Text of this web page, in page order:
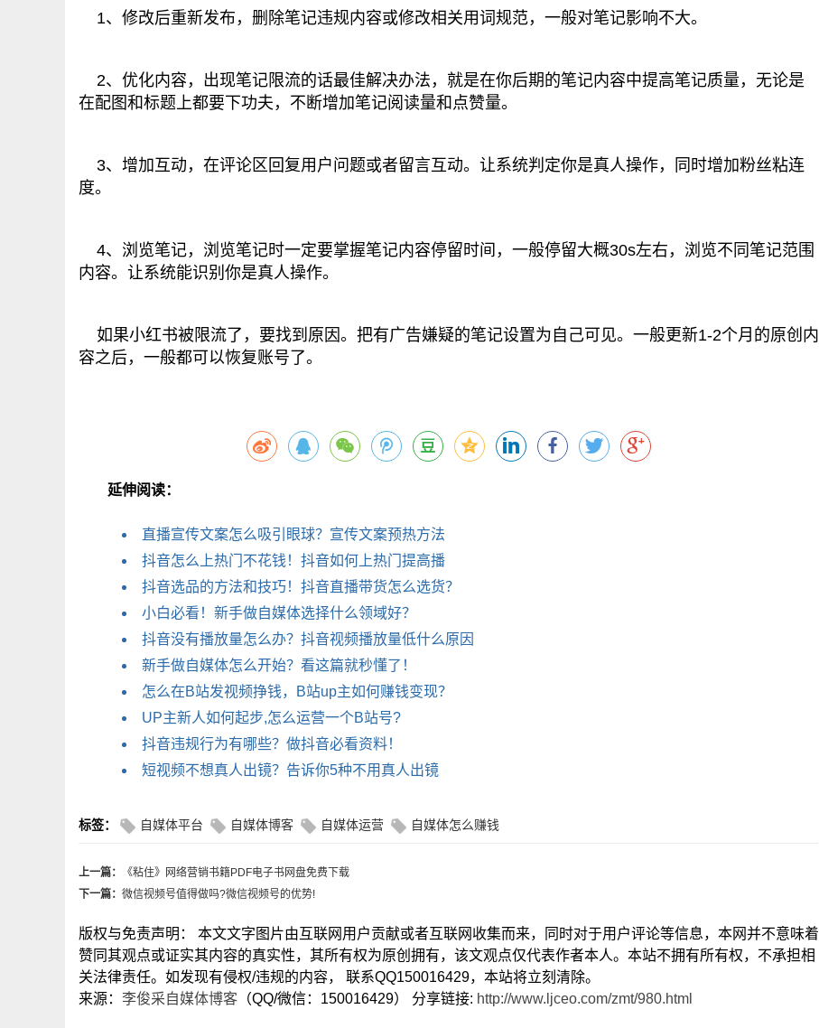
1、修改后重新发布，删除笔记违规内容或修改相关用词规范，一般对笔记影响不大。
2、优化内容，出现笔记限流的话最佳解决办法，就是在你后期的笔记内容中提高笔记质量，无论是
在配图和标题上都要下功夫，不断增加笔记阅读量和点赞量。
3、增加互动，在评论区回复用户问题或者留言互动。让系统判定你是真人操作，同时增加粉丝粘连
度。
4、浏览笔记，浏览笔记时一定要掌握笔记内容停留时间，一般停留大概30s左右，浏览不同笔记范围
内容。让系统能识别你是真人操作。
如果小红书被限流了，要找到原因。把有广告嫌疑的笔记设置为自己可见。一般更新1-2个月的原创内
容之后，一般都可以恢复账号了。
延伸阅读：
直播宣传文案怎么吸引眼球？宣传文案预热方法
抖音怎么上热门不花钱！抖音如何上热门提高播
抖音选品的方法和技巧！抖音直播带货怎么选货？
小白必看！新手做自媒体选择什么领域好？
抖音没有播放量怎么办？抖音视频播放量低什么原因
新手做自媒体怎么开始？看这篇就秒懂了！
怎么在B站发视频挣钱，B站up主如何赚钱变现？
UP主新人如何起步,怎么运营一个B站号?
抖音违规行为有哪些？做抖音必看资料！
短视频不想真人出镜？告诉你5种不用真人出镜
标签： 自媒体平台 自媒体博客 自媒体运营 自媒体怎么赚钱
上一篇：
《粘住》网络营销书籍PDF电子书网盘免费下载
下一篇： 微信视频号值得做吗?微信视频号的优势!
版权与免责声明： 本文文字图片由互联网用户贡献或者互联网收集而来，同时对于用户评论等信息，本网并不意味着
赞同其观点或证实其内容的真实性，其所有权为原创拥有，该文观点仅代表作者本人。本站不拥有所有权，不承担相
关法律责任。如发现有侵权/违规的内容， 联系QQ150016429，本站将立刻清除。
来源： 李俊采自媒体博客 （QQ/微信：150016429） 分享链接: http://www.ljceo.com/zmt/980.html